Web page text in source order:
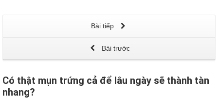
Bài tiếp
Bài trước
Có thật mụn trứng cả để lâu ngày sẽ thành tàn
nhang?